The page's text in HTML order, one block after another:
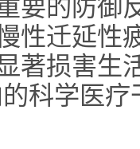
要的防御
性迁延性
著损害
科学医